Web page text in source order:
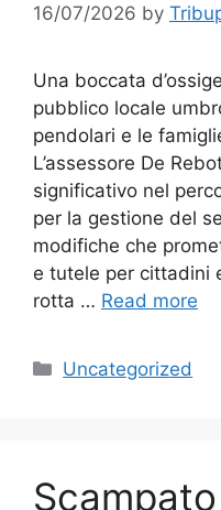
16/07/2026 by
Una boccata
pubblico locale
pendolari e le
L’assessore De
significativo nel
per la gestione del
modifiche che
e tutele per cittadini
rotta … Read more
Categories
Uncategorized